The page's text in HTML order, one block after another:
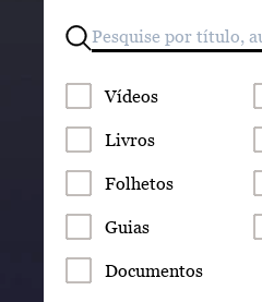
Vídeos
Livros
Folhetos
Guias
Documentos